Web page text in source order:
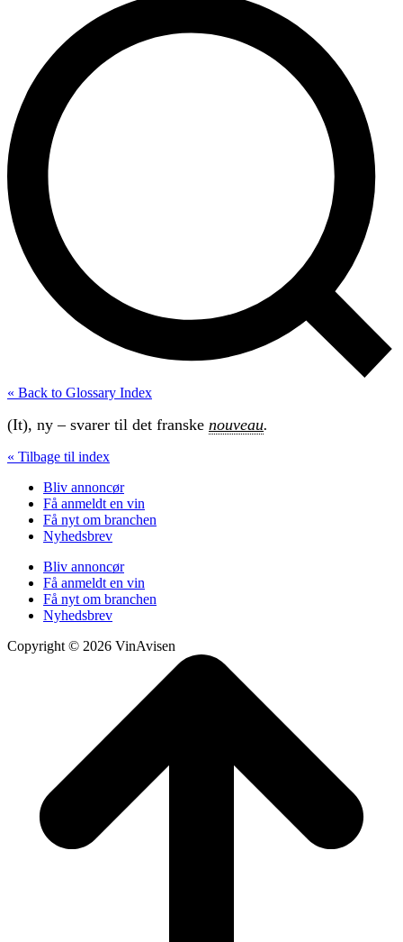
« Back to Glossary Index
(It), ny – svarer til det franske nouveau.
« Tilbage til index
Bliv annoncør
Få anmeldt en vin
Få nyt om branchen
Nyhedsbrev
Bliv annoncør
Få anmeldt en vin
Få nyt om branchen
Nyhedsbrev
Copyright © 2026 VinAvisen